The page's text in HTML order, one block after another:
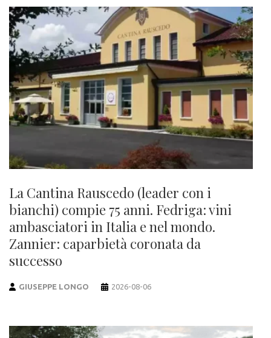
La Cantina Rauscedo (leader con i
bianchi) compie 75 anni. Fedriga: vini
ambasciatori in Italia e nel mondo.
Zannier: caparbietà coronata da
successo
GIUSEPPE LONGO 2026-08-06